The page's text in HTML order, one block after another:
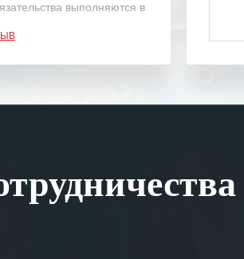
выполняются в
сложившиеся между